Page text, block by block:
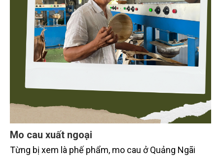
Mo cau xuất ngoại
Từng bị xem là phế phẩm, mo cau ở Quảng Ngãi